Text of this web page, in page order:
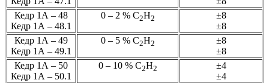
Кедр 1А – 48
Кедр 1А – 48.1
0 – 2 % С2Н2
±8
±8
Кедр 1А – 49
Кедр 1А – 49.1
0 – 5 % С2Н2
±8
±8
Кедр 1А – 50
Кедр 1А – 50.1
0 – 10 % С2Н2
±4
±4